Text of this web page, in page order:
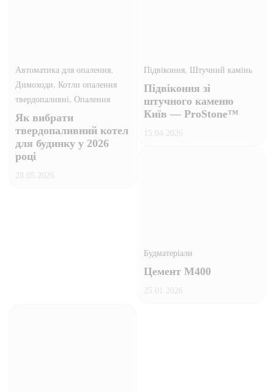
Автоматика для опалення,
Димоходи, Котли опалення
твердопаливні, Опалення
Як вибрати
твердопаливний котел
для будинку у 2026
році
28.05.2026
Підвіконня, Штучний камінь
Підвіконня зі
штучного каменю
Київ — ProStone™
15.04.2026
Будматеріали
Цемент М400
25.01.2026